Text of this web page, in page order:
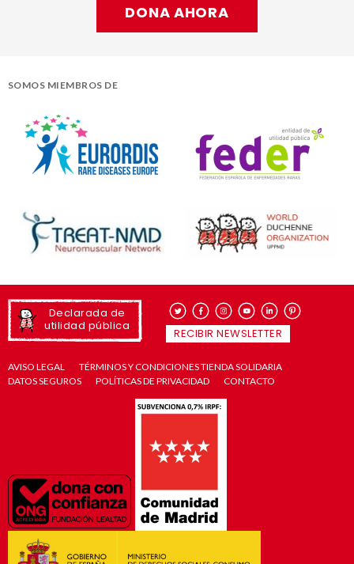
DONA AHORA
SOMOS MIEMBROS DE
Declarada de
utilidad pública
RECIBIR NEWSLETTER
AVISO LEGAL
TÉRMINOS Y CONDICIONES TIENDA SOLIDARIA
DATOS SEGUROS
POLÍTICAS DE PRIVACIDAD CONTACTO